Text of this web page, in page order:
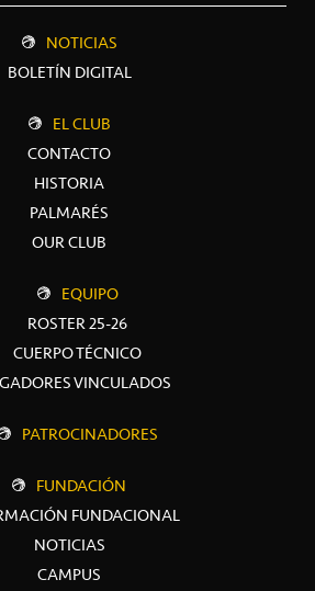
NOTICIAS
BOLETÍN DIGITAL
EL CLUB
CONTACTO
HISTORIA
PALMARÉS
OUR CLUB
EQUIPO
ROSTER 25-26
CUERPO TÉCNICO
VINCULADOS
PATROCINADORES
FUNDACIÓN
FUNDACIONAL
NOTICIAS
CAMPUS